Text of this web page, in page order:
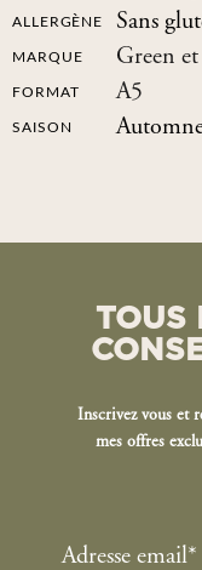
ALLERGÈNE Sans
MARQUE Green
FORMAT A5
SAISON
TOUS
Inscrivez vous et
mes offres
Adresse email*